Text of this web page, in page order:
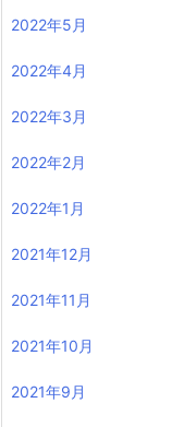
2022年5月
2022年4月
2022年3月
2022年2月
2022年1月
2021年12月
2021年11月
2021年10月
2021年9月